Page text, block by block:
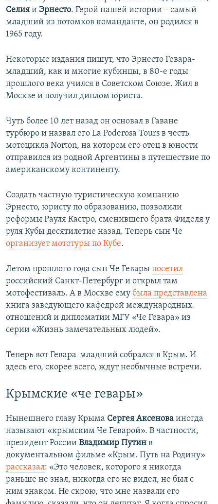
Селия и Эрнесто. Герой нашей истории – самый
младший из потомков команданте, он родился в
1965 году.
Некоторые издания пишут, что Эрнесто Гевара-
младший, как и многие кубинцы, в 80-е годы
прошлого века учился в Советском Союзе. Жил в
Москве и получил диплом юриста.
Чуть более 10 лет назад он основал в Гаване
турбюро и назвал его La Poderosa Tours в честь
мотоцикла Norton, на котором его отец в юности
отправился из родной Аргентины в путешествие по
американскому континенту.
Создать частную туристическую компанию
Эрнесто, юристу по образованию, позволили
реформы Рауля Кастро, сменившего брата Фиделя у
руля Кубы десятилетие назад. Теперь сын Че
организует мототуры по Кубе.
Летом прошлого года сын Че Гевары посетил
российский Санкт-Петербург и открыл там
мотофестиваль. А в Москве ему была представлена
книга заведующего кафедрой международных
отношений и дипломатии МГУ «Че Гевара» из
серии «Жизнь замечательных людей».
Теперь вот Гевара-младший собрался в Крым. И
здесь его, скорее всего, ждут необычные встречи.
Крымские «че гевары»
Нынешнего главу Крыма Сергея Аксенова иногда
называют «крымским Че Геварой». В частности,
президент России Владимир Путин в
документальном фильме «Крым. Путь на Родину»
рассказал: «Это человек, которого я никогда
раньше не знал, никогда его не видел, не был с
ним знаком. Не скрою, что мне назвали его